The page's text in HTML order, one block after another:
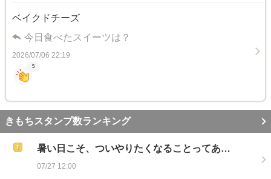
ベイクドチーズ
今日食べたスイーツは？
2026/07/06 22:19
5
きもちスタンプ数ランキング
暑い日こそ、ついやりたくなることってあ…
07/27 12:00